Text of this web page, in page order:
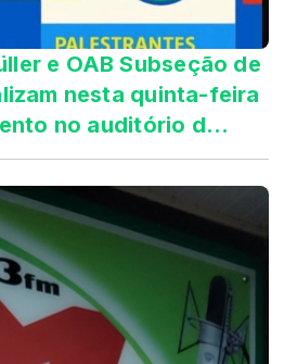
e OAB Subseção de
nesta quinta-feira
no auditório d...